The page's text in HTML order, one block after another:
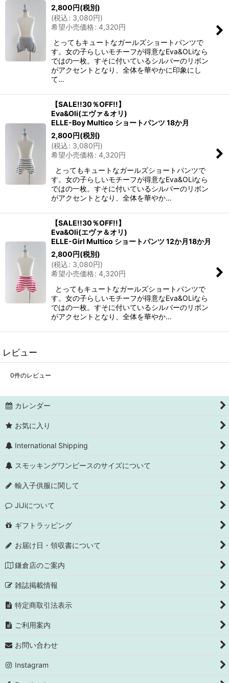
2,800円(税別)
(税込: 3,080円)
希望小売価格: 4,320円
とってもキュートなガールズショートパンツで
す。女の子らしいモチーフが得意なEva&OLiなら
ではの一枚。すそに付いているシルバーのリボン
がアクセントとなり、全体を華やかに印象にし
て…
【SALE!!30％OFF!!】
Eva&Oli(エヴァ＆オリ)
ELLE-Boy Multico ショートパンツ 18か月
2,800円(税別)
(税込: 3,080円)
希望小売価格: 4,320円
とってもキュートなガールズショートパンツで
す。女の子らしいモチーフが得意なEva&OLiなら
ではの一枚。すそに付いているシルバーのリボン
がアクセントとなり、全体を華やか…
【SALE!!30％OFF!!】
Eva&Oli(エヴァ＆オリ)
ELLE-Girl Multico ショートパンツ 12か月18か月
2,800円(税別)
(税込: 3,080円)
希望小売価格: 4,320円
とってもキュートなガールズショートパンツで
す。女の子らしいモチーフが得意なEva&OLiなら
ではの一枚。すそに付いているシルバーのリボン
がアクセントとなり、全体を華やか…
レビュー
0件のレビュー
カレンダー
お気に入り
International Shipping
スモッキングワンピースのサイズについて
輸入子供服に関して
JiJiについて
ギフトラッピング
お届け日・領収書について
鎌倉店のご案内
雑誌掲載情報
特定商取引法表示
ご利用案内
お問い合わせ
Instagram